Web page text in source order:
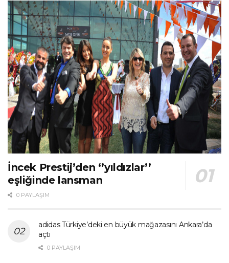
İncek Prestij’den ‘’yıldızlar’’
eşliğinde lansman
0 PAYLAŞIM
adidas Türkiye’deki en büyük mağazasını Ankara’da
açtı
0 PAYLAŞIM